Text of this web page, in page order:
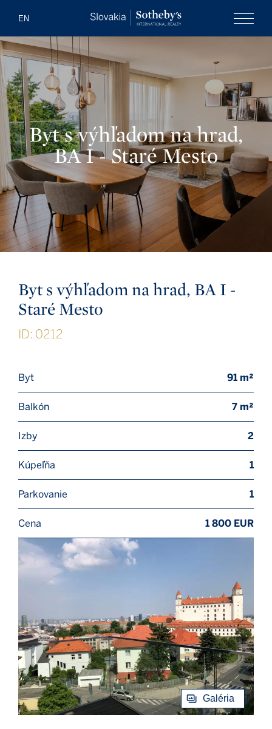
Slovakia
EN
Byt s výhľadom na hrad,
BA I - Staré Mesto
Galéria
Byt s výhľadom na hrad, BA I -
Staré Mesto
ID: 0212
Byt 91 m²
Balkón 7 m²
Izby 2
Kúpeľňa 1
Parkovanie 1
Cena 1 800 EUR